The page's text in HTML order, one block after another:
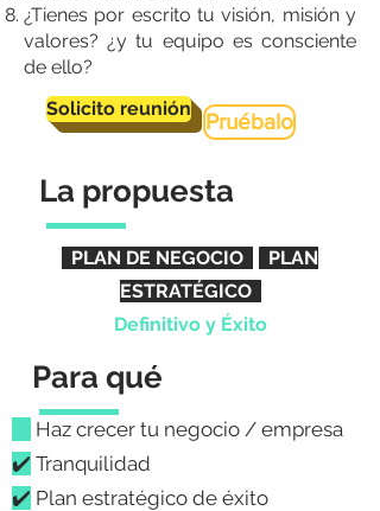
¿Tienes por escrito tu visión, misión y
valores? ¿y tu equipo es consciente
de ello?
Solicito reunión
Pruébalo
La propuesta
PLAN DE NEGOCIO
PLAN
ESTRATÉGICO
Definitivo y Éxito
Para qué
Haz crecer tu negocio / empresa
✔️ Tranquilidad
✔️ Plan estratégico de éxito